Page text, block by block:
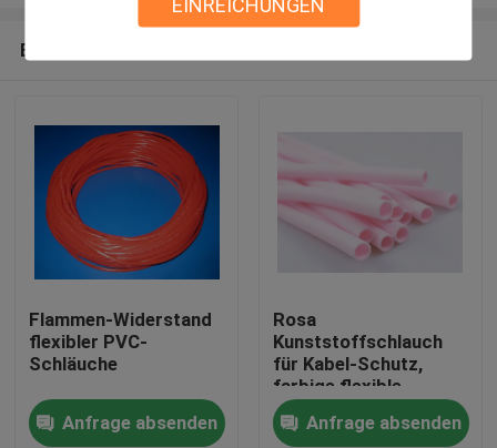
Empfohlene Produkte
Flammen-Widerstand
flexibler PVC-
Schläuche
Anfrage absenden
Rosa
Kunststoffschlauch
für Kabel-Schutz,
farbige flexible
Kunststoffschlauch-
FabrikAnfrage absenden